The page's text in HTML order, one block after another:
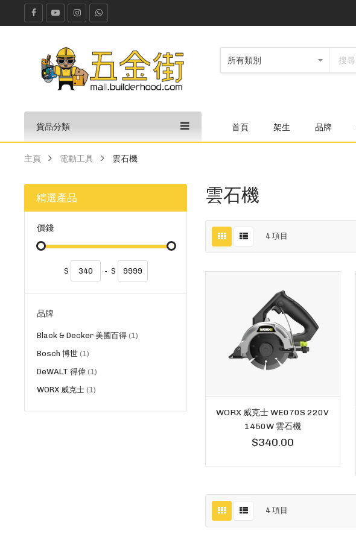
貨品分類 首頁 架生 品牌
主頁 電動工具 雲石機
雲石機
4 項目
WORX 威克士 WE070S 220V
1450W 雲石機
$340.00
4 項目
精選產品
價錢
$ - $
品牌
Black & Decker 美國百得 1貨
Bosch 博世 1貨
DeWALT 得偉 1貨
WORX 威克士 1貨